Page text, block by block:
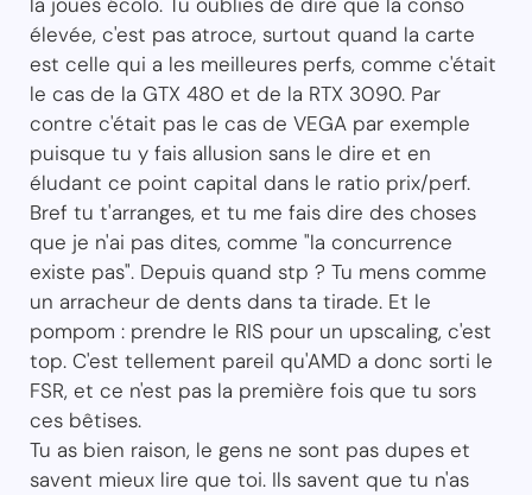
élevée, c'est pas atroce, surtout quand la carte
est celle qui a les meilleures perfs, comme c'était
le cas de la GTX 480 et de la RTX 3090. Par
contre c'était pas le cas de VEGA par exemple
puisque tu y fais allusion sans le dire et en
éludant ce point capital dans le ratio prix/perf.
Bref tu t'arranges, et tu me fais dire des choses
que je n'ai pas dites, comme "la concurrence
existe pas". Depuis quand stp ? Tu mens comme
un arracheur de dents dans ta tirade. Et le
pompom : prendre le RIS pour un upscaling, c'est
top. C'est tellement pareil qu'AMD a donc sorti le
FSR, et ce n'est pas la première fois que tu sors
ces bêtises.
Tu as bien raison, le gens ne sont pas dupes et
savent mieux lire que toi. Ils savent que tu n'as